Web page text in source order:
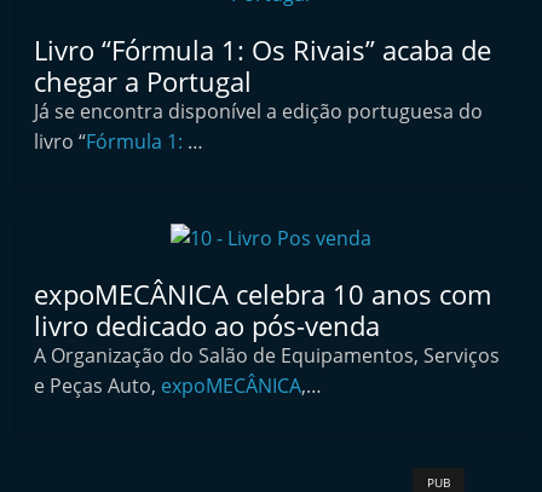
d
o
A
f
e
m
a
r
k
Livro “Fórmula 1: Os Rivais” acaba de
chegar a Portugal
Já se encontra disponível a edição portuguesa do
livro “Fórmula 1: …
expoMECÂNICA celebra 10 anos com
livro dedicado ao pós-venda
A Organização do Salão de Equipamentos, Serviços
e Peças Auto, expoMECÂNICA,…
PUB